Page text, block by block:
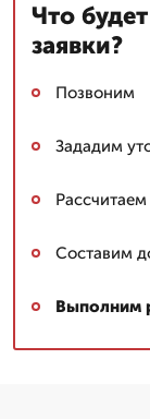
Что
заявки?
Позвоним
Зададим
Составим
Выполним